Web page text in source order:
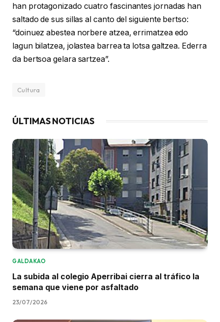
han protagonizado cuatro fascinantes jornadas han
saltado de sus sillas al canto del siguiente bertso:
“doinuez abestea norbere atzea, errimatzea edo
lagun bilatzea, jolastea barrea ta lotsa galtzea. Ederra
da bertsoa gelara sartzea”.
Cultura
ÚLTIMAS NOTICIAS
GALDAKAO
La subida al colegio Aperribai cierra al tráfico la
semana que viene por asfaltado
23/07/2026